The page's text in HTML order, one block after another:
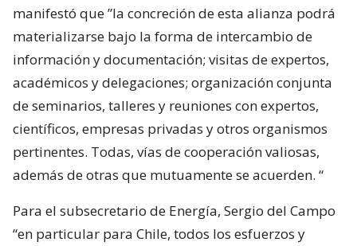
manifestó que ”la concreción de esta alianza podrá
materializarse bajo la forma de intercambio de
información y documentación; visitas de expertos,
académicos y delegaciones; organización conjunta
de seminarios, talleres y reuniones con expertos,
científicos, empresas privadas y otros organismos
pertinentes. Todas, vías de cooperación valiosas,
además de otras que mutuamente se acuerden. “
Para el subsecretario de Energía, Sergio del Campo
“en particular para Chile, todos los esfuerzos y